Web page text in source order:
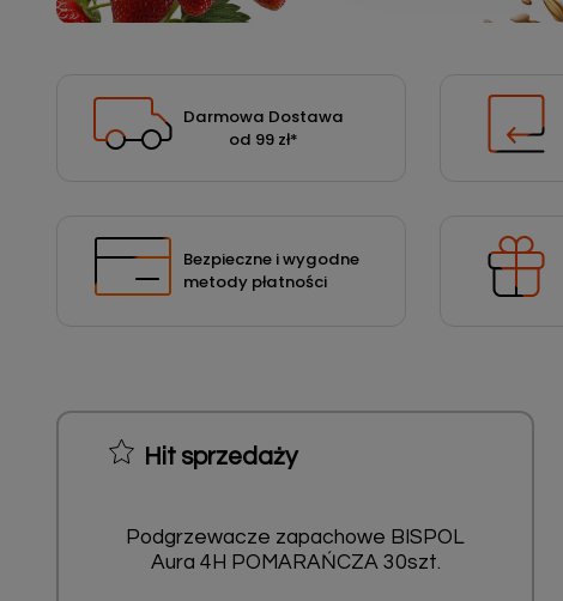
Podłoża
Środki ochrony roślin dla profesjonalistów
Darmowa Dostawa
od 99 zł*
Bezpieczne i wygodne
metody płatności
Hit sprzedaży
Podgrzewacze zapachowe BISPOL
Aura 4H POMARAŃCZA 30szt.